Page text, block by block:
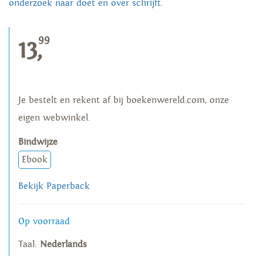
onderzoek naar doet en over schrijft.
13,99
Je bestelt en rekent af bij boekenwereld.com, onze
eigen webwinkel.
Bindwijze
Ebook
Bekijk Paperback
Op voorraad
Taal: Nederlands